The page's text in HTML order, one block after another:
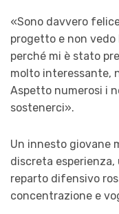
«Sono davvero
progetto e non vedo
perché mi è stato
molto interessante,
Aspetto numerosi i
sostenerci».
Un innesto giovane
discreta
reparto difensivo
concentrazione e